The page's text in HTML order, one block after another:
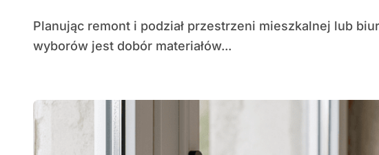
Planując remont i podział przestrzeni mieszkalnej lub biurowej, jednym z najważniejszych
wyborów jest dobór materiałów...